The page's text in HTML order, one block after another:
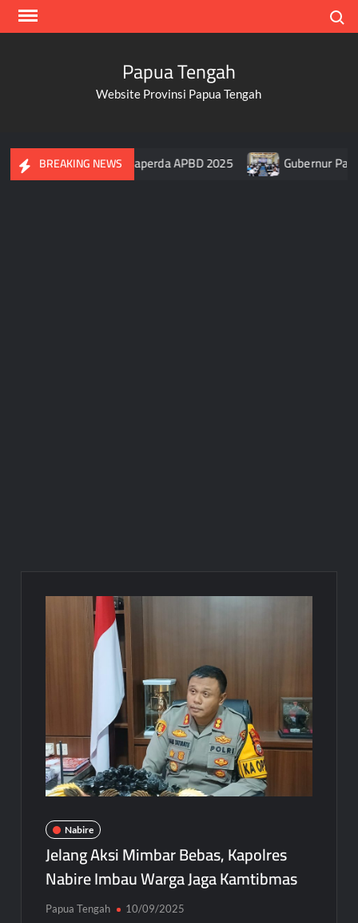
Skip
Papua Tengah
Website Provinsi Papua Tengah
BREAKING NEWS
Tengah Setujui Raperda APBD 2025 Gubernur Papua
Nabire
Jelang Aksi Mimbar Bebas, Kapolres
Nabire Imbau Warga Jaga Kamtibmas
Papua Tengah 10/09/2025